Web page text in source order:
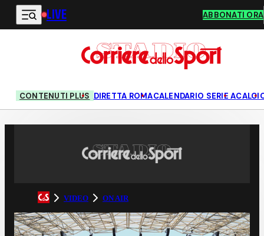
Vai al contenuto principale
LIVE ABBONATI ORA
CONTENUTI PLUS DIRETTA ROMACALENDARIO SERIE A
VIDEO ON AIR